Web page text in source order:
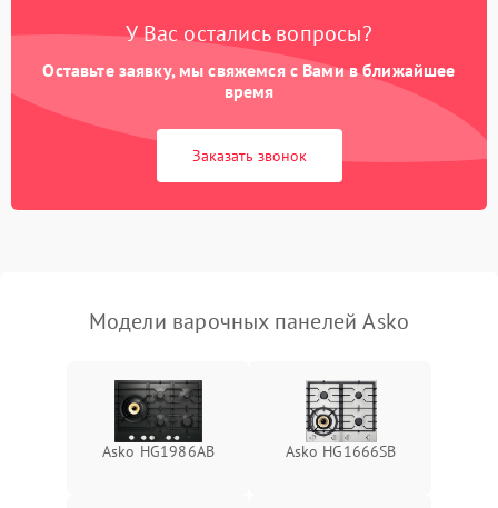
У Вас остались вопросы?
Оставьте заявку, мы свяжемся с Вами в ближайшее
время
Заказать звонок
Модели варочных панелей Asko
Asko HG1986AB Asko HG1666SB